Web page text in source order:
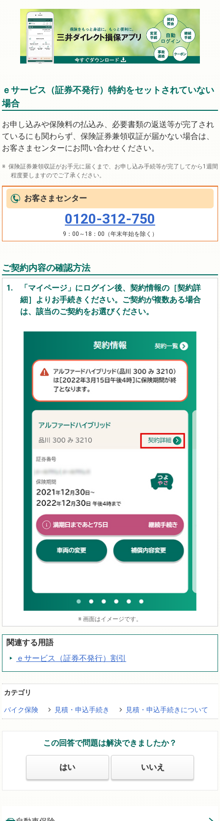
ｅサービス（証券不発行）特約をセットされていない
場合
お申し込みや保険料の払込み、必要書類の返送等が完了され
ているにも関わらず、保険証券兼領収証が届かない場合は、
お客さまセンターにお問い合わせください。
保険証券兼領収証がお手元に届くまで、お申し込み手続等が完了してから1週間
程度要しますのでご了承ください。
お客さまセンター
0120-312-750
9：00～18：00（年末年始を除く）
ご契約内容の確認方法
1.
「マイページ」にログイン後、契約情報の［契約詳
細］よりお手続きください。ご契約が複数ある場合
は、該当のご契約をお選びください。
※ 画面はイメージです。
関連する用語
ｅサービス（証券不発行）割引
カテゴリ
バイク保険 見積・申込手続き 見積・申込手続きについて
この回答で問題は解決できましたか？
はい いいえ